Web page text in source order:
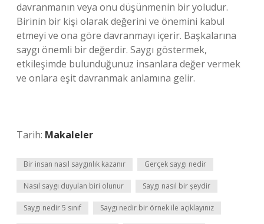
davranmanın veya onu düşünmenin bir yoludur.
Birinin bir kişi olarak değerini ve önemini kabul
etmeyi ve ona göre davranmayı içerir. Başkalarına
saygı önemli bir değerdir. Saygı göstermek,
etkileşimde bulunduğunuz insanlara değer vermek
ve onlara eşit davranmak anlamına gelir.
Tarih: Makaleler
Bir insan nasıl saygınlık kazanır Gerçek saygı nedir
Nasıl saygı duyulan biri olunur Saygı nasıl bir şeydir
Saygı nedir 5 sınıf Saygı nedir bir örnek ile açıklayınız